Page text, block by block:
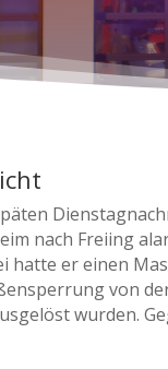
nach Freiing
hatte er einen
von
wurden.